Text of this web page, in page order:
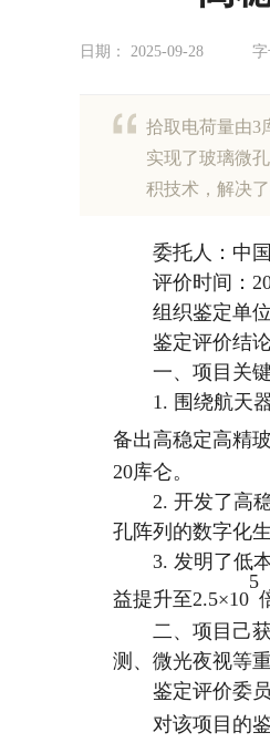
日期： 2025-09-28
拾取电荷量由3
实现了玻璃微
积技术，解决
委托人 ：中
评价时间 ：
组织鉴定单
鉴定评价结论
一、项目关
1. 围绕航天
备出高稳定高精
20库仑。
2. 开发了高
孔阵列的数字化
3. 发明了低
益提升至2.5×10
5
二、项目己
测、微光夜视等
鉴定评价委
对该项目的